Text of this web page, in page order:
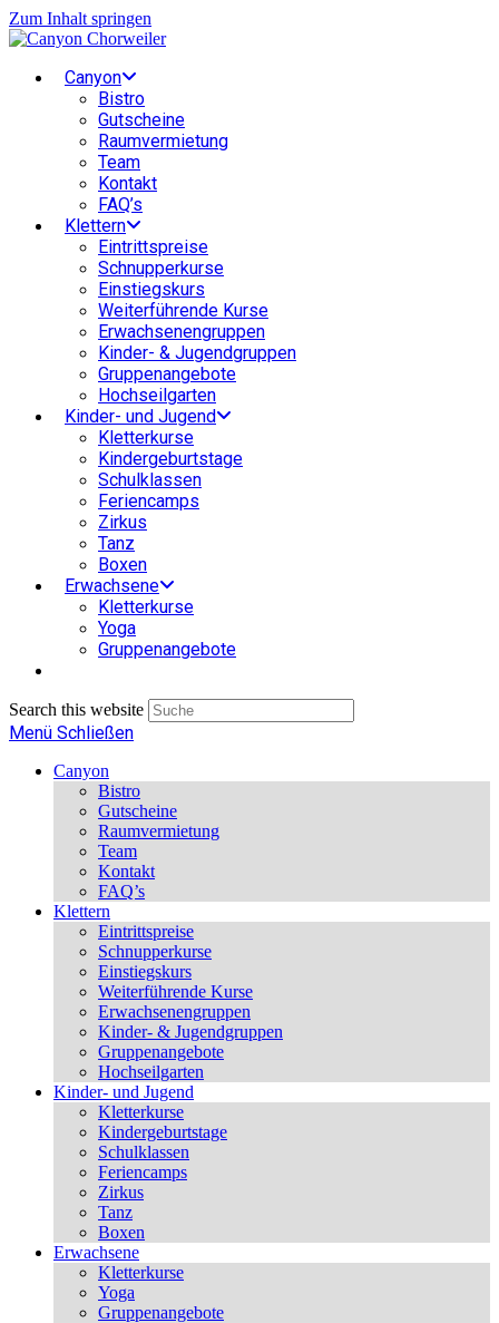
Zum Inhalt springen
Canyon
Bistro
Gutscheine
Raumvermietung
Team
Kontakt
FAQ’s
Klettern
Eintrittspreise
Schnupperkurse
Einstiegskurs
Weiterführende Kurse
Erwachsenengruppen
Kinder- & Jugendgruppen
Gruppenangebote
Hochseilgarten
Kinder- und Jugend
Kletterkurse
Kindergeburtstage
Schulklassen
Feriencamps
Zirkus
Tanz
Boxen
Erwachsene
Kletterkurse
Yoga
Gruppenangebote
Search this website
Menü Schließen
Canyon
Bistro
Gutscheine
Raumvermietung
Team
Kontakt
FAQ’s
Klettern
Eintrittspreise
Schnupperkurse
Einstiegskurs
Weiterführende Kurse
Erwachsenengruppen
Kinder- & Jugendgruppen
Gruppenangebote
Hochseilgarten
Kinder- und Jugend
Kletterkurse
Kindergeburtstage
Schulklassen
Feriencamps
Zirkus
Tanz
Boxen
Erwachsene
Kletterkurse
Yoga
Gruppenangebote